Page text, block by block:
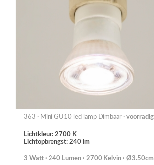
363 · Mini GU10 led lamp Dimbaar · voorradig
Lichtkleur: 2700 K
Lichtopbrengst: 240 lm
3 Watt · 240 Lumen · 2700 Kelvin · Ø3.50cm